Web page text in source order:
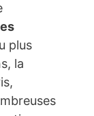
plus
la